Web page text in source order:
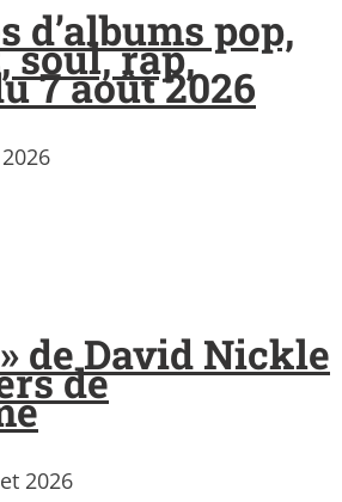
d’albums pop,
soul, rap,
7 août 2026
de David Nickle
de
2026